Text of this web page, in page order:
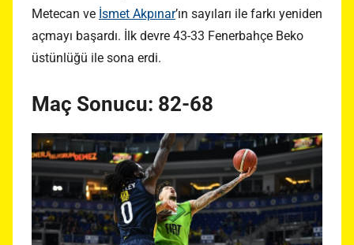
Metecan ve İsmet Akpınar’ın sayıları ile farkı yeniden
açmayı başardı. İlk devre 43-33 Fenerbahçe Beko
üstünlüğü ile sona erdi.
Maç Sonucu: 82-68